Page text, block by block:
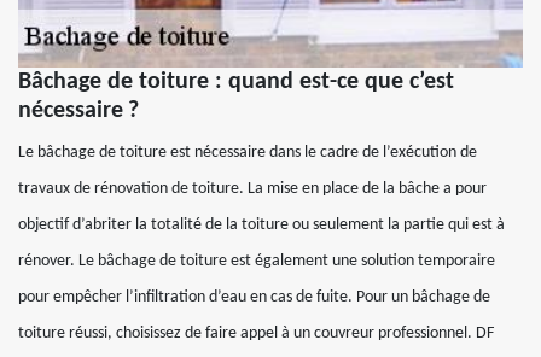
Bâchage de toiture : quand est-ce que c’est
nécessaire ?
Le bâchage de toiture est nécessaire dans le cadre de l’exécution de
travaux de rénovation de toiture. La mise en place de la bâche a pour
objectif d’abriter la totalité de la toiture ou seulement la partie qui est à
rénover. Le bâchage de toiture est également une solution temporaire
pour empêcher l’infiltration d’eau en cas de fuite. Pour un bâchage de
toiture réussi, choisissez de faire appel à un couvreur professionnel. DF